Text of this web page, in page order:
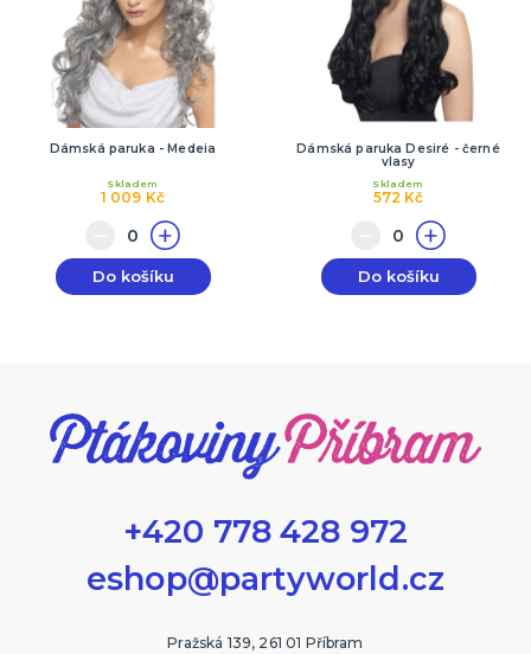
Dámská paruka - Medeia
1 009 Kč
Skladem
Do košíku
Dámská paruka Desiré - černé
vlasy
572 Kč
Skladem
Do košíku
+420 778 428 972
eshop@partyworld.cz
Pražská 139, 261 01 Příbram